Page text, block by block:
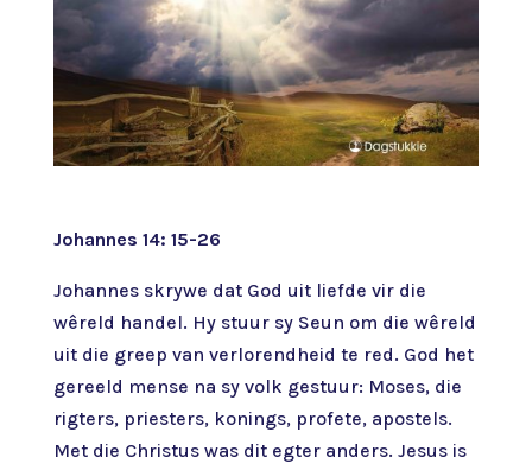
Johannes 14: 15-26
Johannes skrywe dat God uit liefde vir die
wêreld handel. Hy stuur sy Seun om die wêreld
uit die greep van verlorendheid te red. God het
gereeld mense na sy volk gestuur: Moses, die
rigters, priesters, konings, profete, apostels.
Met die Christus was dit egter anders. Jesus is